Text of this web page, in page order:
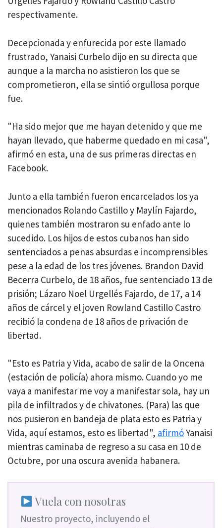
respectivamente.
Decepcionada y enfurecida por este llamado
frustrado, Yanaisi Curbelo dijo en su directa que
aunque a la marcha no asistieron los que se
comprometieron, ella se sintió orgullosa porque
fue.
"Ha sido mejor que me hayan detenido y que me
hayan llevado, que haberme quedado en mi casa",
afirmó en esta, una de sus primeras directas en
Facebook.
Junto a ella también fueron encarcelados los ya
mencionados Rolando Castillo y Maylín Fajardo,
quienes también mostraron su enfado ante lo
sucedido. Los hijos de estos cubanos han sido
sentenciados a penas absurdas e incomprensibles
pese a la edad de los tres jóvenes. Brandon David
Becerra Curbelo, de 18 años, fue sentenciado 13 de
prisión; Lázaro Noel Urgellés Fajardo, de 17, a 14
años de cárcel y el joven Rowland Castillo Castro
recibió la condena de 18 años de privación de
libertad.
"Esto es Patria y Vida, acabo de salir de la Oncena
(estación de policía) ahora mismo. Cuando yo me
vaya a manifestar me voy a manifestar sola, hay un
pila de infiltrados y de chivatones. (Para) las que
nos pusieron en bandeja de plata esto es Patria y
Vida, aquí estamos, esto es libertad", afirmóYanaisi
mientras caminaba de regreso a su casa en 10 de
Octubre, por una oscura avenida habanera.
Vuela con nosotras
Nuestro proyecto, incluyendo el